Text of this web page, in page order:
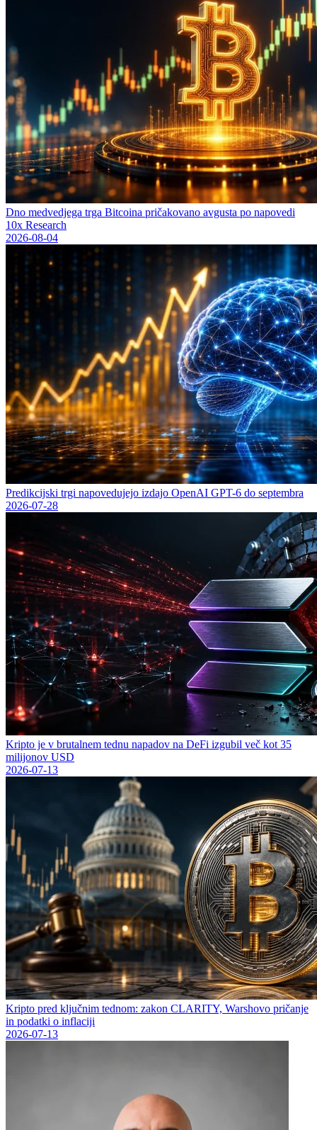
Dno medvedjega trga Bitcoina pričakovano avgusta po napovedi
10x Research
2026-08-04
Predikcijski trgi napovedujejo izdajo OpenAI GPT-6 do septembra
2026-07-28
Kripto je v brutalnem tednu napadov na DeFi izgubil več kot 35
milijonov USD
2026-07-13
Kripto pred ključnim tednom: zakon CLARITY, Warshovo pričanje
in podatki o inflaciji
2026-07-13